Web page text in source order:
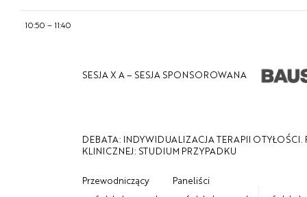
10:50 – 11:40
SESJA X A – SESJA SPONSOROWANA
DEBATA: INDYWIDUALIZACJA TERAPII
KLINICZNEJ: STUDIUM PRZYPADKU
Przewodniczący Paneliści